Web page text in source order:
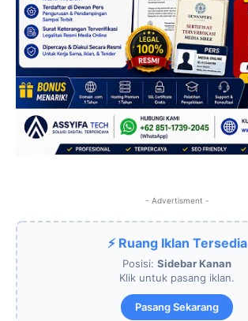
- Advertisment -
⚡ Ruang Iklan Tersedia
Posisi: Sidebar Kanan
Klik untuk pasang iklan.
Pasang Sekarang